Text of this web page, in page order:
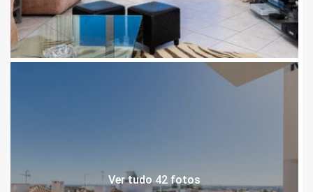
Ver tudo 42 fotos